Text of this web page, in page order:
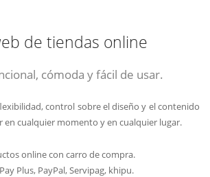
de tiendas online
cómoda y fácil de usar.
control sobre el diseño y el contenido
en cualquier momento y en cualquier lugar.
online con carro de compra.
Plus, PayPal, Servipag, khipu.